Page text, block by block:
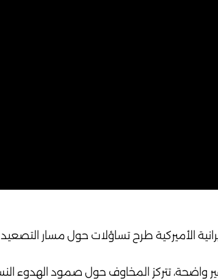
الأميركية طرح تساؤلات حول مسار
واضحة، تتركز المخاوف حول صمود